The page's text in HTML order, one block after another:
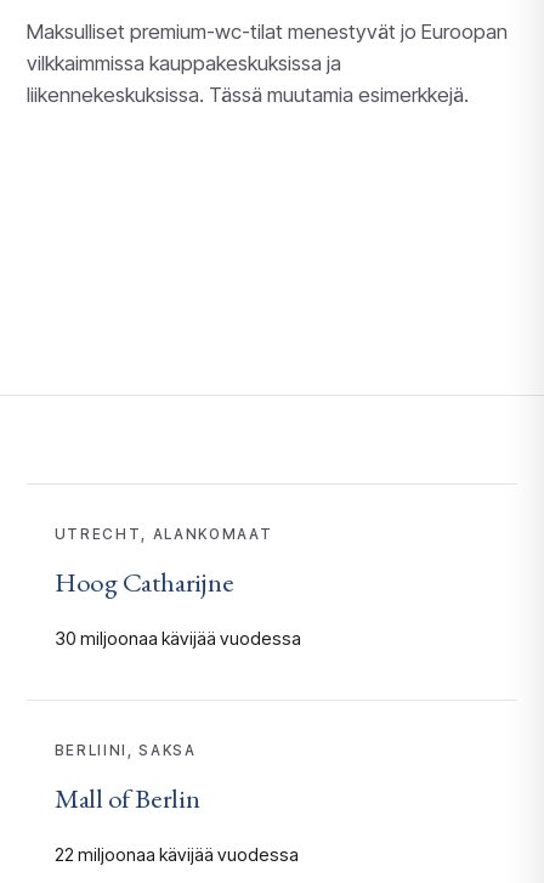
Maksulliset premium-wc-tilat menestyvät jo Euroopan
vilkkaimmissa kauppakeskuksissa ja
liikennekeskuksissa. Tässä muutamia esimerkkejä.
UTRECHT, ALANKOMAAT
Hoog Catharijne
30 miljoonaa kävijää vuodessa
BERLIINI, SAKSA
Mall of Berlin
22 miljoonaa kävijää vuodessa